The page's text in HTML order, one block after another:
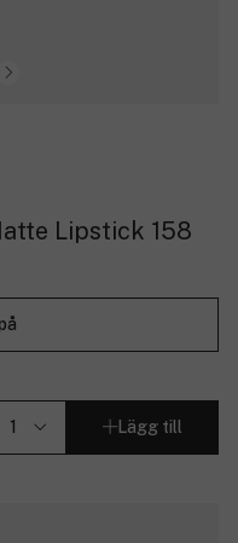
Lipstick 158
Lägg till